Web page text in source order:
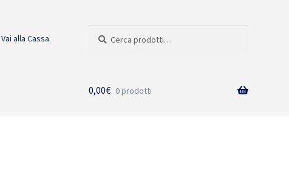
Vai alla Cassa
0,00€ 0 prodotti